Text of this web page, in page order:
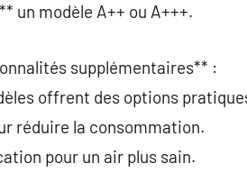
un modèle A++ ou A+++.
supplémentaires** :
offrent des options
réduire la consommation.
pour un air plus sain.